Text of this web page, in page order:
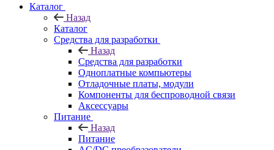
Каталог
Назад
Каталог
Средства для разработки
Назад
Средства для разработки
Одноплатные компьютеры
Отладочные платы, модули
Компоненты для беспроводной связи
Аксессуары
Питание
Назад
Питание